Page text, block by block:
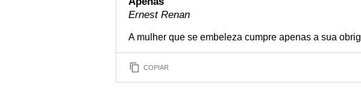
Ernest Renan
A mulher que se embeleza cumpre apenas a sua
COPIAR